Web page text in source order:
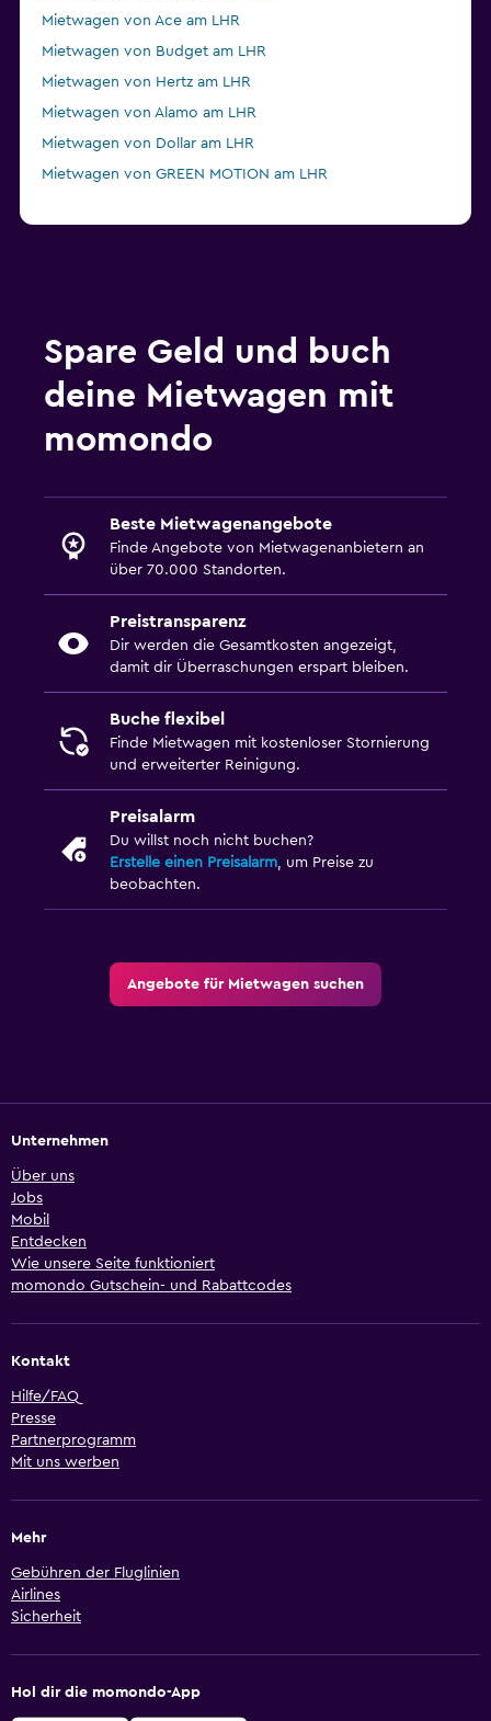
Mietwagen von Ace am LHR
Mietwagen von Budget am LHR
Mietwagen von Hertz am LHR
Mietwagen von Alamo am LHR
Mietwagen von Dollar am LHR
Mietwagen von GREEN MOTION am LHR
Spare Geld und buch
deine Mietwagen mit
momondo
Beste Mietwagenangebote
Finde Angebote von Mietwagenanbietern an
über 70.000 Standorten.
Preistransparenz
Dir werden die Gesamtkosten angezeigt,
damit dir Überraschungen erspart bleiben.
Buche flexibel
Finde Mietwagen mit kostenloser Stornierung
und erweiterter Reinigung.
Preisalarm
Du willst noch nicht buchen?
Erstelle einen Preisalarm, um Preise zu
beobachten.
Angebote für Mietwagen suchen
Unternehmen
Über uns
Jobs
Mobil
Entdecken
Wie unsere Seite funktioniert
momondo Gutschein- und Rabattcodes
Kontakt
Hilfe/FAQ
Presse
Partnerprogramm
Mit uns werben
Mehr
Gebühren der Fluglinien
Airlines
Sicherheit
Hol dir die momondo-App